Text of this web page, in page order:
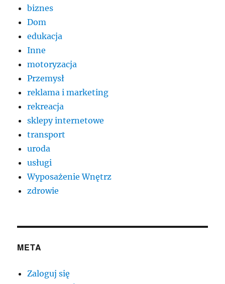
biznes
Dom
edukacja
Inne
motoryzacja
Przemysł
reklama i marketing
rekreacja
sklepy internetowe
transport
uroda
usługi
Wyposażenie Wnętrz
zdrowie
META
Zaloguj się